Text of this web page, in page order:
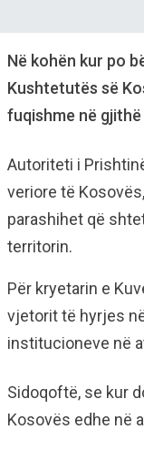
Në kohën kur po
Kushtetutës së
fuqishme në
Autoriteti i
veriore të
parashihet që
territorin.
Për kryetarin e
vjetorit të hyrjes
institucioneve në
Sidoqoftë, se kur
Kosovës edhe në